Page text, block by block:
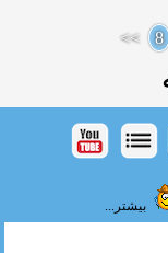
8
>>
بیشتر...